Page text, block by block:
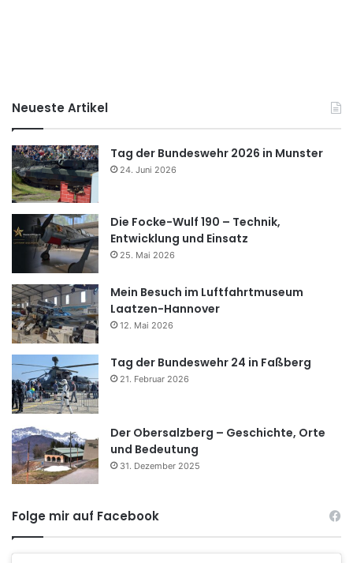
Neueste Artikel
Tag der Bundeswehr 2026 in Munster
24. Juni 2026
Die Focke-Wulf 190 – Technik,
Entwicklung und Einsatz
25. Mai 2026
Mein Besuch im Luftfahrtmuseum
Laatzen-Hannover
12. Mai 2026
Tag der Bundeswehr 24 in Faßberg
21. Februar 2026
Der Obersalzberg – Geschichte, Orte
und Bedeutung
31. Dezember 2025
Folge mir auf Facebook